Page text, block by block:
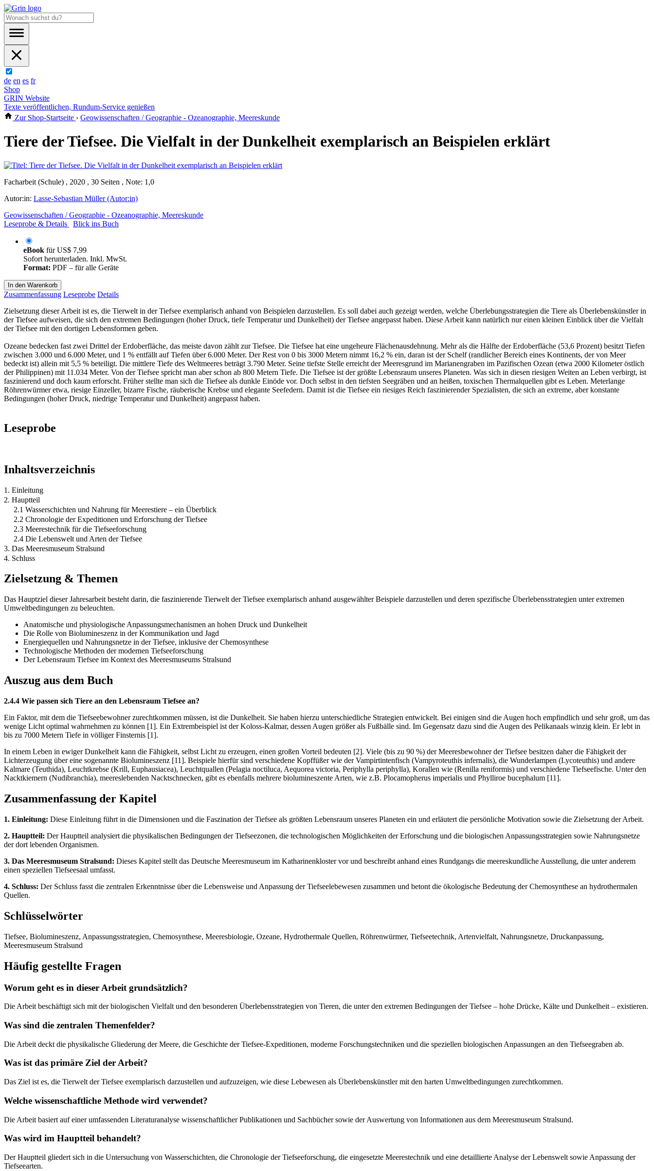
de en es fr
Shop
GRIN Website
Texte veröffentlichen, Rundum-Service genießen
Zur Shop-Startseite › Geowissenschaften / Geographie - Ozeanographie, Meereskunde
Tiere der Tiefsee. Die Vielfalt in der Dunkelheit exemplarisch an Beispielen erklärt
Facharbeit (Schule) , 2020 , 30 Seiten , Note: 1,0
Autor:in: Lasse-Sebastian Müller (Autor:in)
Geowissenschaften / Geographie - Ozeanographie, Meereskunde
Leseprobe & Details
Blick ins Buch
eBook fürUS$ 7,99
Sofort herunterladen. Inkl. MwSt.
Format: PDF – für alle Geräte
In den Warenkorb
Zusammenfassung Leseprobe Details
Zielsetzung dieser Arbeit ist es, die Tierwelt in der Tiefsee exemplarisch anhand von Beispielen darzustellen. Es soll dabei auch gezeigt werden, welche Überlebungsstrategien die Tiere als Überlebenskünstler in
der Tiefsee aufweisen, die sich den extremen Bedingungen (hoher Druck, tiefe Temperatur und Dunkelheit) der Tiefsee angepasst haben. Diese Arbeit kann natürlich nur einen kleinen Einblick über die Vielfalt
der Tiefsee mit den dortigen Lebensformen geben.
Ozeane bedecken fast zwei Drittel der Erdoberfläche, das meiste davon zählt zur Tiefsee. Die Tiefsee hat eine ungeheure Flächenausdehnung. Mehr als die Hälfte der Erdoberfläche (53,6 Prozent) besitzt Tiefen
zwischen 3.000 und 6.000 Meter, und 1 % entfällt auf Tiefen über 6.000 Meter. Der Rest von 0 bis 3000 Metern nimmt 16,2 % ein, daran ist der Schelf (randlicher Bereich eines Kontinents, der von Meer
bedeckt ist) allein mit 5,5 % beteiligt. Die mittlere Tiefe des Weltmeeres beträgt 3.790 Meter. Seine tiefste Stelle erreicht der Meeresgrund im Marianengraben im Pazifischen Ozean (etwa 2000 Kilometer östlich
der Philippinen) mit 11.034 Meter. Von der Tiefsee spricht man aber schon ab 800 Metern Tiefe. Die Tiefsee ist der größte Lebensraum unseres Planeten. Was sich in diesen riesigen Weiten an Leben verbirgt, ist
faszinierend und doch kaum erforscht. Früher stellte man sich die Tiefsee als dunkle Einöde vor. Doch selbst in den tiefsten Seegräben und an heißen, toxischen Thermalquellen gibt es Leben. Meterlange
Röhrenwürmer etwa, riesige Einzeller, bizarre Fische, räuberische Krebse und elegante Seefedern. Damit ist die Tiefsee ein riesiges Reich faszinierender Spezialisten, die sich an extreme, aber konstante
Bedingungen (hoher Druck, niedrige Temperatur und Dunkelheit) angepasst haben.
Leseprobe
Inhaltsverzeichnis
1. Einleitung
2. Hauptteil
2.1 Wasserschichten und Nahrung für Meerestiere – ein Überblick
2.2 Chronologie der Expeditionen und Erforschung der Tiefsee
2.3 Meerestechnik für die Tiefseeforschung
2.4 Die Lebenswelt und Arten der Tiefsee
3. Das Meeresmuseum Stralsund
4. Schluss
Zielsetzung & Themen
Das Hauptziel dieser Jahresarbeit besteht darin, die faszinierende Tierwelt der Tiefsee exemplarisch anhand ausgewählter Beispiele darzustellen und deren spezifische Überlebensstrategien unter extremen
Umweltbedingungen zu beleuchten.
Anatomische und physiologische Anpassungsmechanismen an hohen Druck und Dunkelheit
Die Rolle von Biolumineszenz in der Kommunikation und Jagd
Energiequellen und Nahrungsnetze in der Tiefsee, inklusive der Chemosynthese
Technologische Methoden der modernen Tiefseeforschung
Der Lebensraum Tiefsee im Kontext des Meeresmuseums Stralsund
Auszug aus dem Buch
2.4.4 Wie passen sich Tiere an den Lebensraum Tiefsee an?
Ein Faktor, mit dem die Tiefseebewohner zurechtkommen müssen, ist die Dunkelheit. Sie haben hierzu unterschiedliche Strategien entwickelt. Bei einigen sind die Augen hoch empfindlich und sehr groß, um das
wenige Licht optimal wahrnehmen zu können [1]. Ein Extrembeispiel ist der Koloss-Kalmar, dessen Augen größer als Fußbälle sind. Im Gegensatz dazu sind die Augen des Pelikanaals winzig klein. Er lebt in
bis zu 7000 Metern Tiefe in völliger Finsternis [1].
In einem Leben in ewiger Dunkelheit kann die Fähigkeit, selbst Licht zu erzeugen, einen großen Vorteil bedeuten [2]. Viele (bis zu 90 %) der Meeresbewohner der Tiefsee besitzen daher die Fähigkeit der
Lichterzeugung über eine sogenannte Biolumineszenz [11]. Beispiele hierfür sind verschiedene Kopffüßer wie der Vampirtintenfisch (Vampyroteuthis infernalis), die Wunderlampen (Lycoteuthis) und andere
Kalmare (Teuthida), Leuchtkrebse (Krill, Euphausiacea), Leuchtquallen (Pelagia noctiluca, Aequorea victoria, Periphylla periphylla), Korallen wie (Renilla reniformis) und verschiedene Tiefseefische. Unter den
Nacktkiemern (Nudibranchia), meereslebenden Nacktschnecken, gibt es ebenfalls mehrere biolumineszente Arten, wie z.B. Plocamopherus imperialis und Phylliroe bucephalum [11].
Zusammenfassung der Kapitel
1. Einleitung: Diese Einleitung führt in die Dimensionen und die Faszination der Tiefsee als größten Lebensraum unseres Planeten ein und erläutert die persönliche Motivation sowie die Zielsetzung der Arbeit.
2. Hauptteil: Der Hauptteil analysiert die physikalischen Bedingungen der Tiefseezonen, die technologischen Möglichkeiten der Erforschung und die biologischen Anpassungsstrategien sowie Nahrungsnetze
der dort lebenden Organismen.
3. Das Meeresmuseum Stralsund: Dieses Kapitel stellt das Deutsche Meeresmuseum im Katharinenkloster vor und beschreibt anhand eines Rundgangs die meereskundliche Ausstellung, die unter anderem
einen speziellen Tiefseesaal umfasst.
4. Schluss: Der Schluss fasst die zentralen Erkenntnisse über die Lebensweise und Anpassung der Tiefseelebewesen zusammen und betont die ökologische Bedeutung der Chemosynthese an hydrothermalen
Quellen.
Schlüsselwörter
Tiefsee, Biolumineszenz, Anpassungsstrategien, Chemosynthese, Meeresbiologie, Ozeane, Hydrothermale Quellen, Röhrenwürmer, Tiefseetechnik, Artenvielfalt, Nahrungsnetze, Druckanpassung,
Meeresmuseum Stralsund
Häufig gestellte Fragen
Worum geht es in dieser Arbeit grundsätzlich?
Die Arbeit beschäftigt sich mit der biologischen Vielfalt und den besonderen Überlebensstrategien von Tieren, die unter den extremen Bedingungen der Tiefsee – hohe Drücke, Kälte und Dunkelheit – existieren.
Was sind die zentralen Themenfelder?
Die Arbeit deckt die physikalische Gliederung der Meere, die Geschichte der Tiefsee-Expeditionen, moderne Forschungstechniken und die speziellen biologischen Anpassungen an den Tiefseegraben ab.
Was ist das primäre Ziel der Arbeit?
Das Ziel ist es, die Tierwelt der Tiefsee exemplarisch darzustellen und aufzuzeigen, wie diese Lebewesen als Überlebenskünstler mit den harten Umweltbedingungen zurechtkommen.
Welche wissenschaftliche Methode wird verwendet?
Die Arbeit basiert auf einer umfassenden Literaturanalyse wissenschaftlicher Publikationen und Sachbücher sowie der Auswertung von Informationen aus dem Meeresmuseum Stralsund.
Was wird im Hauptteil behandelt?
Der Hauptteil gliedert sich in die Untersuchung von Wasserschichten, die Chronologie der Tiefseeforschung, die eingesetzte Meerestechnik und eine detaillierte Analyse der Lebenswelt sowie Anpassung der
Tiefseearten.